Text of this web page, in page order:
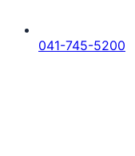
041-745-5200